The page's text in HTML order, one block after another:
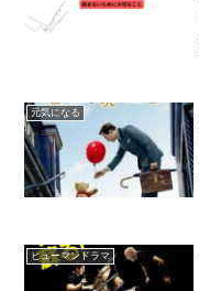
元気になる
ヒューマンドラマ